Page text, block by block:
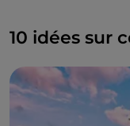
10 idées sur